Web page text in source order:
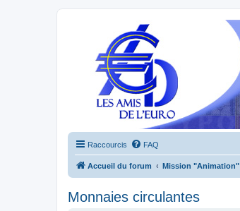
Raccourcis FAQ
Accueil du forum Mission "Animation"
Monnaies circulantes